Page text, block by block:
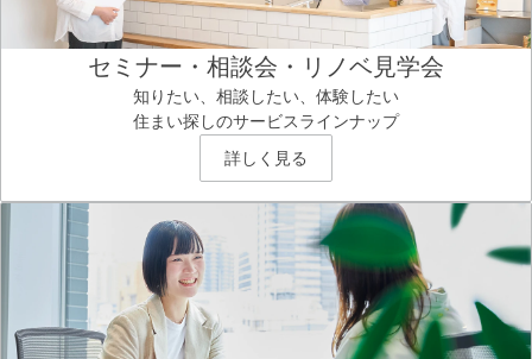
セミナー・相談会・リノベ見学会
知りたい、相談したい、体験したい
住まい探しのサービスラインナップ
詳しく見る